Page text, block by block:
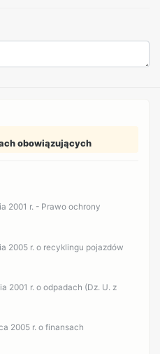
obowiązujących
2001 r. - Prawo ochrony
2005 r. o recyklingu pojazdów
2001 r. o odpadach (Dz. U. z
2005 r. o finansach